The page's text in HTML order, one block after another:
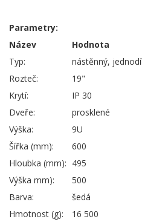
Parametry:
Název
Hodnota
Typ:
nástěnný,
Rozteč:
19"
Krytí:
IP 30
Dveře:
prosklené
Výška:
9U
Šířka (mm):
600
Hloubka (mm): 495
Výška mm):
500
Barva:
šedá
Hmotnost (g):
16 500